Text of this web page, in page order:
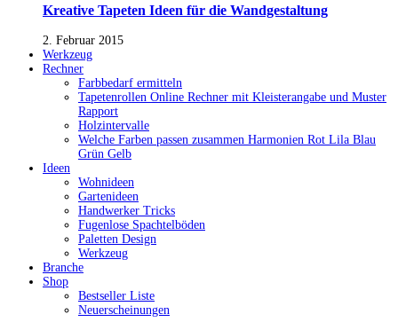
Kreative Tapeten Ideen für die Wandgestaltung
2. Februar 2015
Werkzeug
Rechner
Farbbedarf ermitteln
Tapetenrollen Online Rechner mit Kleisterangabe und Muster
Rapport
Holzintervalle
Welche Farben passen zusammen Harmonien Rot Lila Blau
Grün Gelb
Ideen
Wohnideen
Gartenideen
Handwerker Tricks
Fugenlose Spachtelböden
Paletten Design
Werkzeug
Branche
Shop
Bestseller Liste
Neuerscheinungen